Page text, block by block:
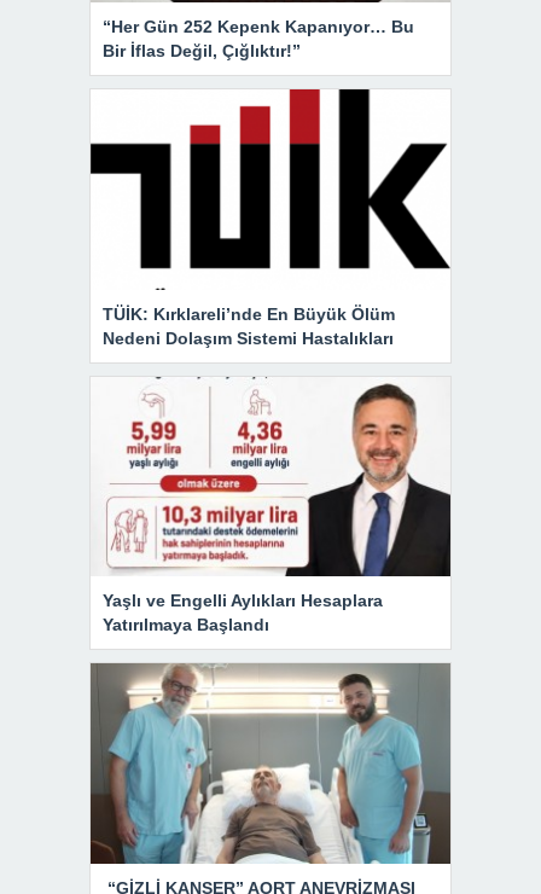
“Her Gün 252 Kepenk Kapanıyor… Bu
Bir İflas Değil, Çığlıktır!”
TÜİK: Kırklareli’nde En Büyük Ölüm
Nedeni Dolaşım Sistemi Hastalıkları
Yaşlı ve Engelli Aylıkları Hesaplara
Yatırılmaya Başlandı
“GİZLİ KANSER” AORT ANEVRİZMASI